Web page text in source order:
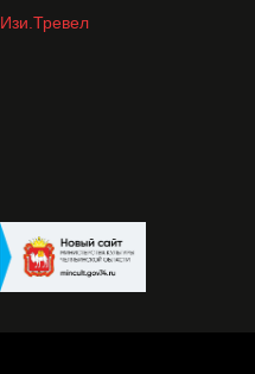
Изи.Тревел